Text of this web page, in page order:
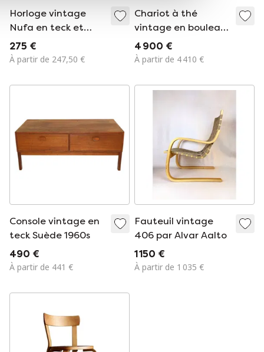
Horloge vintage
Nufa en teck et
poissons avec
détails en laiton,
275 €
À partir de 247,50 €
Chariot à thé
vintage en bouleau
modèle 900 par
Alvar Aalto pour
rakennustyötehdas,
4 900 €
À partir de 4 410 €
Console vintage en
teck Suède 1960s
490 €
À partir de 441 €
Fauteuil vintage
406 par Alvar Aalto
1 150 €
À partir de 1 035 €